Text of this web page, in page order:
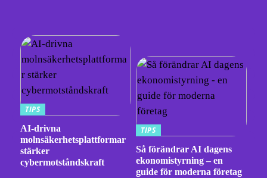
TIPS
AI-drivna
molnsäkerhetsplattformar
stärker
cybermotståndskraft
TIPS
Så förändrar AI dagens
ekonomistyrning – en
guide för moderna företag